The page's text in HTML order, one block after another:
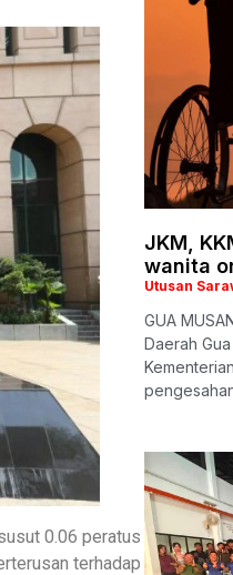
0.06 peratus
terhadap
JKM,
wanita
Utusan
GUA
Daerah